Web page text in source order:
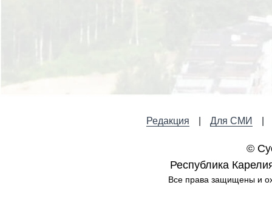
Редакция Для СМИ
©
Республика
Все права защищены и